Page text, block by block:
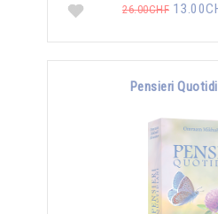
26.00CHF
Pensieri